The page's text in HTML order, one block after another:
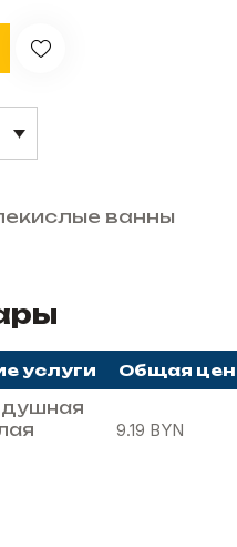
ванны
услуги Общая
9.19 BYN